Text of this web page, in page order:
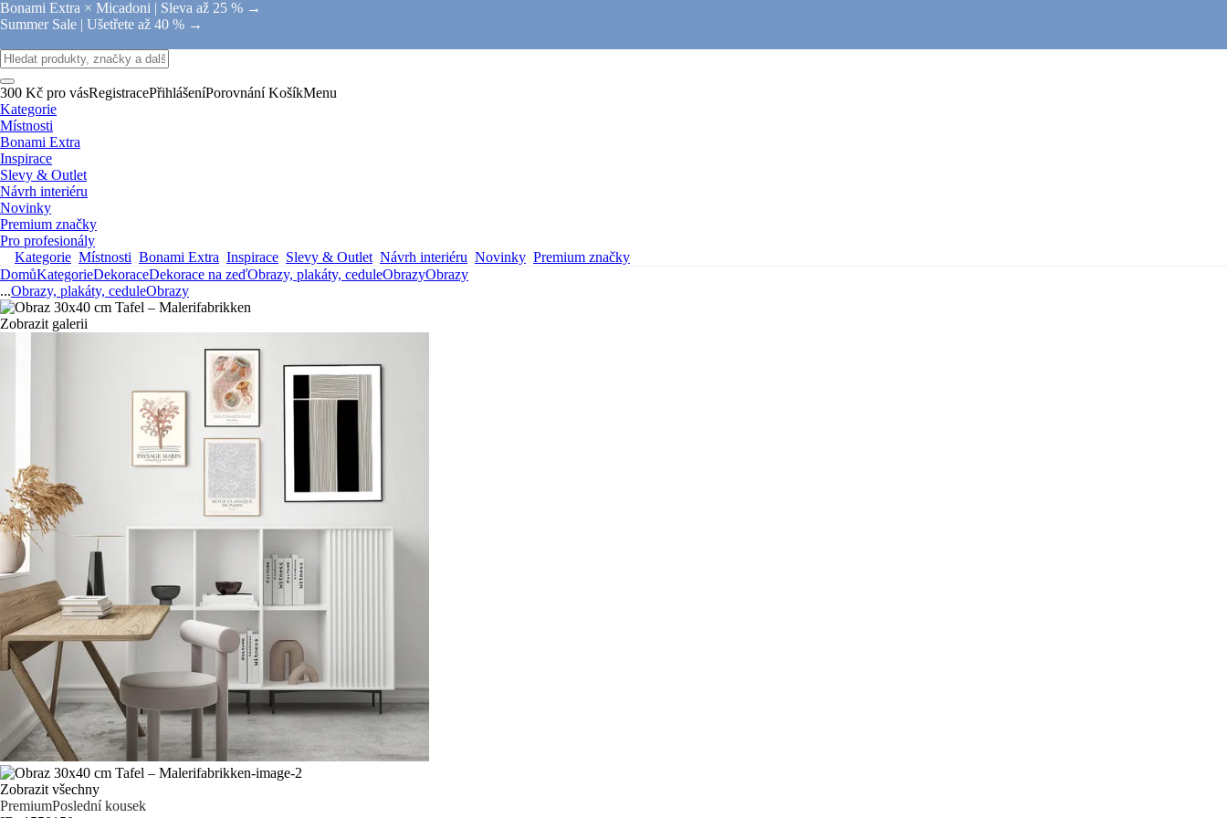
Bonami Extra × Micadoni | Sleva až 25 % →
Summer Sale | Ušetřete až 40 % →
300 Kč pro vásRegistracePřihlášeníPorovnání KošíkMenu
Kategorie
Místnosti
Bonami Extra
Inspirace
Slevy & Outlet
Návrh interiéru
Novinky
Premium značky
Pro profesionály
Kategorie Místnosti Bonami Extra Inspirace Slevy & Outlet Návrh interiéru Novinky Premium značky
DomůKategorieDekoraceDekorace na zeďObrazy, plakáty, ceduleObrazyObrazy
...Obrazy, plakáty, ceduleObrazy
Zobrazit galerii
Zobrazit všechny
PremiumPoslední kousek